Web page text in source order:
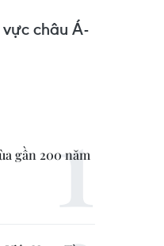
châu Á-
gần 200 năm